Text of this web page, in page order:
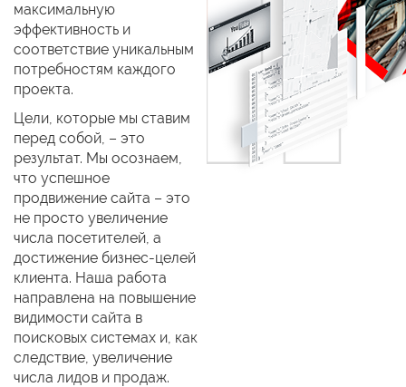
максимальную
эффективность и
соответствие уникальным
потребностям каждого
проекта.
Цели, которые мы ставим
перед собой, – это
результат. Мы осознаем,
что успешное
продвижение сайта – это
не просто увеличение
числа посетителей, а
достижение бизнес-целей
клиента. Наша работа
направлена на повышение
видимости сайта в
поисковых системах и, как
следствие, увеличение
числа лидов и продаж.